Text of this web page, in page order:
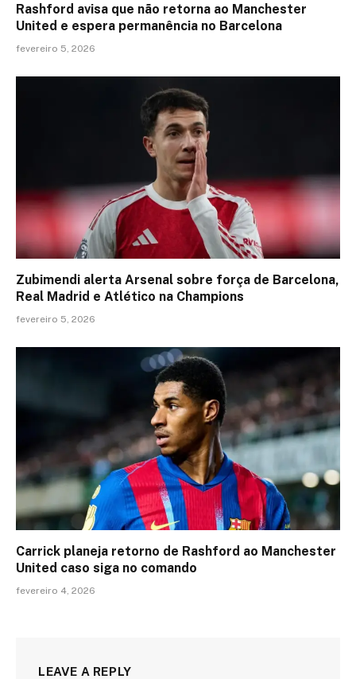
Rashford avisa que não retorna ao Manchester
United e espera permanência no Barcelona
fevereiro 5, 2026
Zubimendi alerta Arsenal sobre força de Barcelona,
Real Madrid e Atlético na Champions
fevereiro 5, 2026
Carrick planeja retorno de Rashford ao Manchester
United caso siga no comando
fevereiro 4, 2026
LEAVE A REPLY